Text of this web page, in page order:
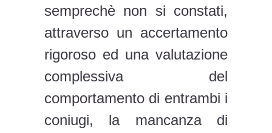
semprechè non si constati,
attraverso un accertamento
rigoroso ed una valutazione
complessiva del
comportamento di entrambi i
coniugi, la mancanza di